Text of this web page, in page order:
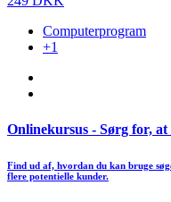
Computerprogram
+1
Onlinekursus - Sørg for,
Find ud af, hvordan du kan bruge
flere potentielle kunder.